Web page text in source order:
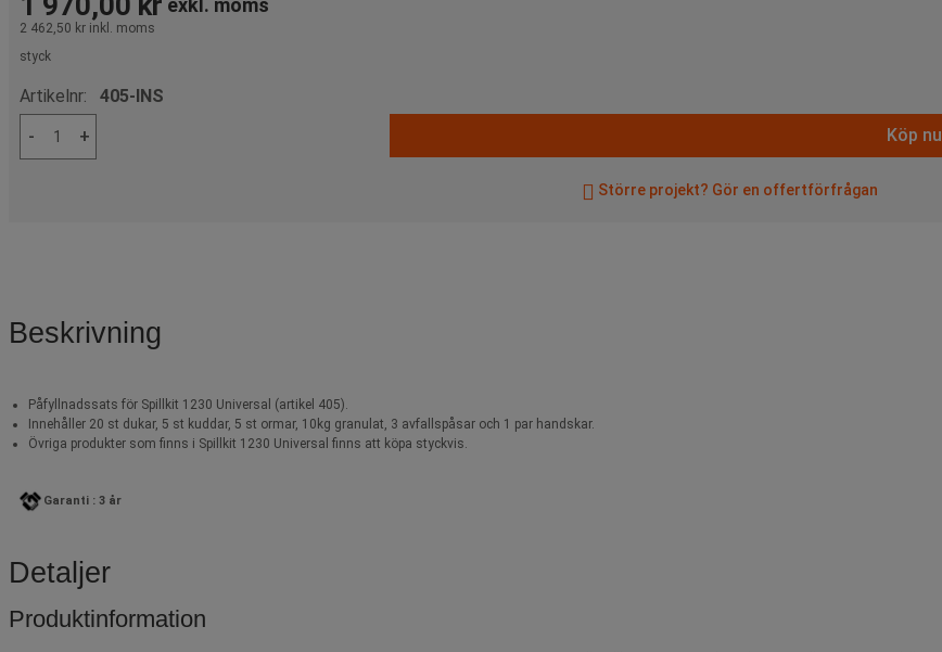
exkl. moms
2 462,50 kr inkl. moms
styck
Artikelnr: 405-INS
-
+ Köp nu
Större projekt? Gör en offertförfrågan
Beskrivning
Påfyllnadssats för Spillkit 1230 Universal (artikel 405).
Innehåller 20 st dukar, 5 st kuddar, 5 st ormar, 10kg granulat, 3 avfallspåsar och 1 par handskar.
Övriga produkter som finns i Spillkit 1230 Universal finns att köpa styckvis.
Garanti : 3 år
Detaljer
Produktinformation